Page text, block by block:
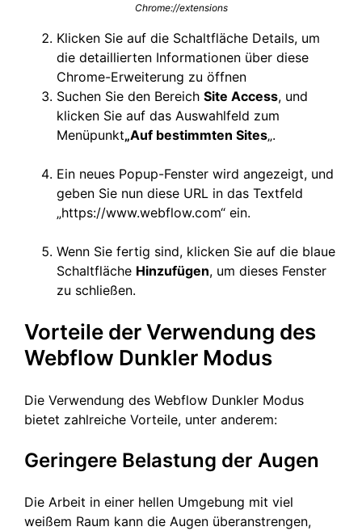
Chrome://extensions
Klicken Sie auf die Schaltfläche Details, um
die detaillierten Informationen über diese
Chrome-Erweiterung zu öffnen
Suchen Sie den Bereich Site Access, und
klicken Sie auf das Auswahlfeld zum
Menüpunkt„Auf bestimmten Sites„.
Ein neues Popup-Fenster wird angezeigt, und
geben Sie nun diese URL in das Textfeld
„https://www.webflow.com“ ein.
Wenn Sie fertig sind, klicken Sie auf die blaue
Schaltfläche Hinzufügen, um dieses Fenster
zu schließen.
Vorteile der Verwendung des
Webflow Dunkler Modus
Die Verwendung des Webflow Dunkler Modus
bietet zahlreiche Vorteile, unter anderem:
Geringere Belastung der Augen
Die Arbeit in einer hellen Umgebung mit viel
weißem Raum kann die Augen überanstrengen,